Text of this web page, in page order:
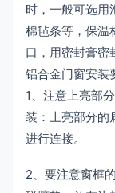
时，一般可选用
棉毡条等，保
口，用密封膏密
铝合金门窗安装
1、注意上亮部
装：上亮部分的
进行连接。
2、要注意窗框